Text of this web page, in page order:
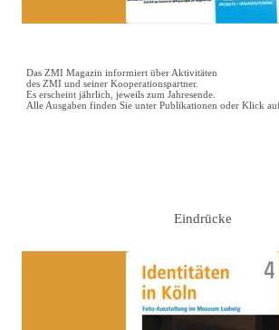
Das ZMI Magazin informiert über Aktivitäten
des ZMI und seiner Kooperationspartner.
Es erscheint jährlich, jeweils zum Jahresende.
Alle Ausgaben finden Sie unter Publikationen oder Klick
Eindrücke